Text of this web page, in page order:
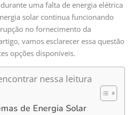
uma falta de energia elétrica
solar continua funcionando
no fornecimento da
vamos esclarecer essa questão
opções disponíveis.
nessa leitura
de Energia Solar